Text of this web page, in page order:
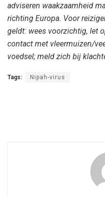
adviseren waakzaamheid
richting Europa. Voor
geldt: wees voorzichtig, let
contact met vleermuizen/
voedsel; meld zich bij
Tags: Nipah-virus